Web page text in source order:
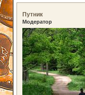
Путник
Модератор